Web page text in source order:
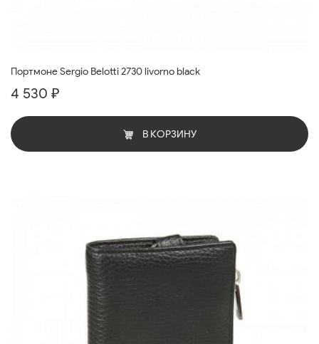
Портмоне Sergio Belotti 2730 livorno black
4 530 ₽
В КОРЗИНУ